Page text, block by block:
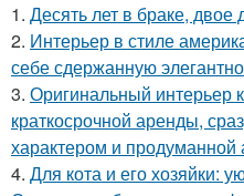
1. Десять лет в браке, двое
2. Интерьер в стиле
себе сдержанную
3. Оригинальный интерьер
краткосрочной аренды,
характером и
4. Для кота и его хозяйки: